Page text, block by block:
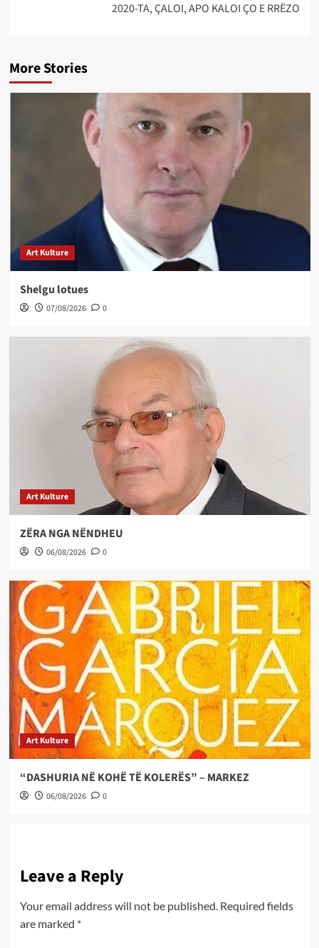
2020-TA, ÇALOI, APO KALOI ÇO E RRËZO
More Stories
Art Kulture
Shelgu lotues
07/08/2026 0
Art Kulture
ZËRA NGA NËNDHEU
06/08/2026 0
Art Kulture
“DASHURIA NË KOHË TË KOLERËS” – MARKEZ
06/08/2026 0
Leave a Reply
Your email address will not be published. Required fields
are marked *